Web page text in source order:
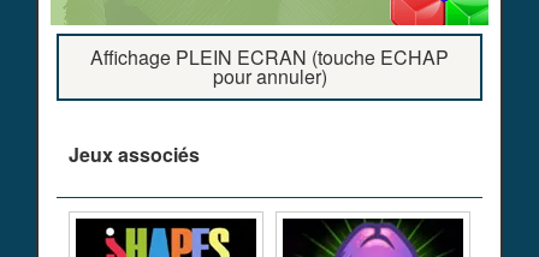
Affichage PLEIN ECRAN (touche ECHAP
pour annuler)
Jeux associés